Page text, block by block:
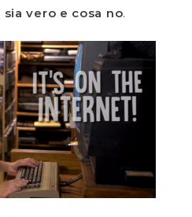
vero e cosa no.